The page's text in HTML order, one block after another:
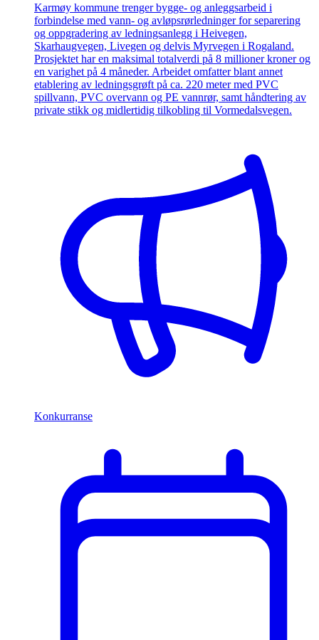
Karmøy kommune trenger bygge- og anleggsarbeid i
forbindelse med vann- og avløpsrørledninger for separering
og oppgradering av ledningsanlegg i Heivegen,
Skarhaugvegen, Livegen og delvis Myrvegen i Rogaland.
Prosjektet har en maksimal totalverdi på 8 millioner kroner og
en varighet på 4 måneder. Arbeidet omfatter blant annet
etablering av ledningsgrøft på ca. 220 meter med PVC
spillvann, PVC overvann og PE vannrør, samt håndtering av
private stikk og midlertidig tilkobling til Vormedalsvegen.
Konkurranse